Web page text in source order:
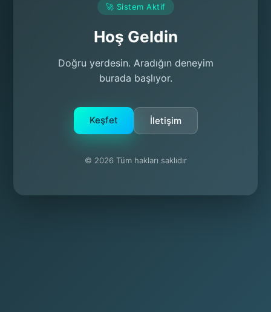
🚀 Sistem Aktif
Hoş Geldin
Doğru yerdesin. Aradığın deneyim
burada başlıyor.
Keşfet İletişim
© 2026 Tüm hakları saklıdır